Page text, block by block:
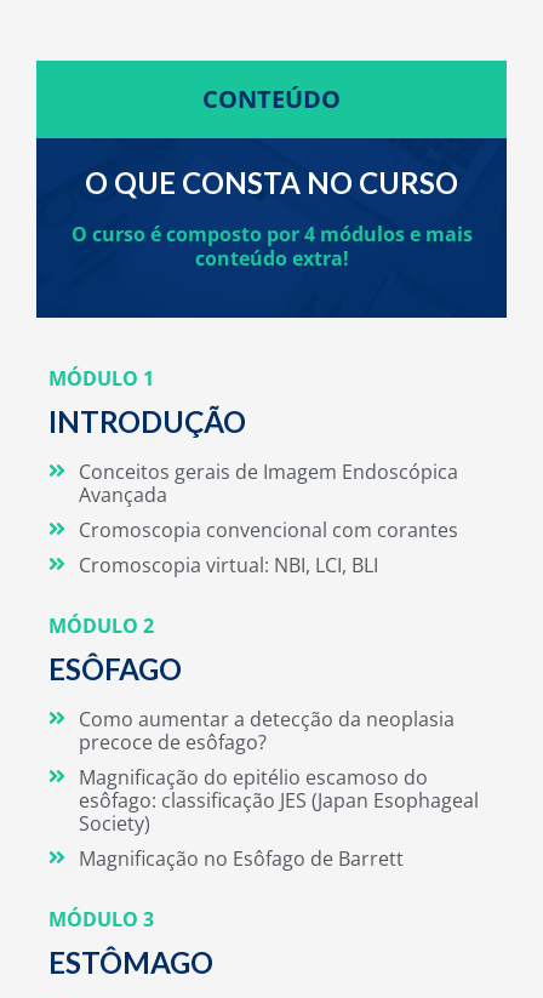
CONTEÚDO
O QUE CONSTA NO CURSO
O curso é composto por 4 módulos e mais
conteúdo extra!
MÓDULO 1
INTRODUÇÃO
Conceitos gerais de Imagem Endoscópica
Avançada
Cromoscopia convencional com corantes
Cromoscopia virtual: NBI, LCI, BLI
MÓDULO 2
ESÔFAGO
Como aumentar a detecção da neoplasia
precoce de esôfago?
Magnificação do epitélio escamoso do
esôfago: classificação JES (Japan Esophageal
Society)
Magnificação no Esôfago de Barrett
MÓDULO 3
ESTÔMAGO